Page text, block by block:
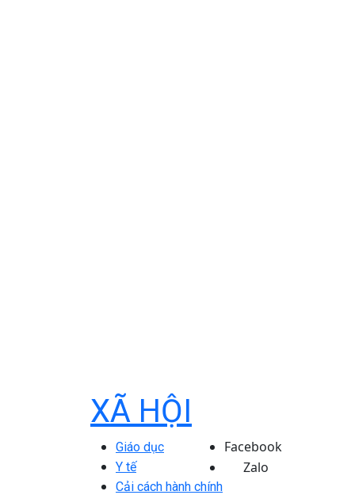
XÃ HỘI
Giáo dục
Y tế
Cải cách hành chính
Facebook
Zalo